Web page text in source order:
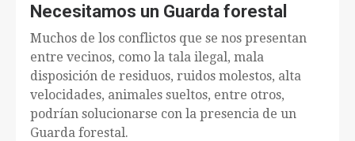
Necesitamos un Guarda forestal
Muchos de los conflictos que se nos presentan
entre vecinos, como la tala ilegal, mala
disposición de residuos, ruidos molestos, alta
velocidades, animales sueltos, entre otros,
podrían solucionarse con la presencia de un
Guarda forestal.